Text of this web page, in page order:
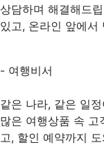
상담하며 해결해드
있고, 온라인 앞에서
- 여행비서
같은 나라, 같은 일
많은 여행상품 속 고
고, 할인 예약까지